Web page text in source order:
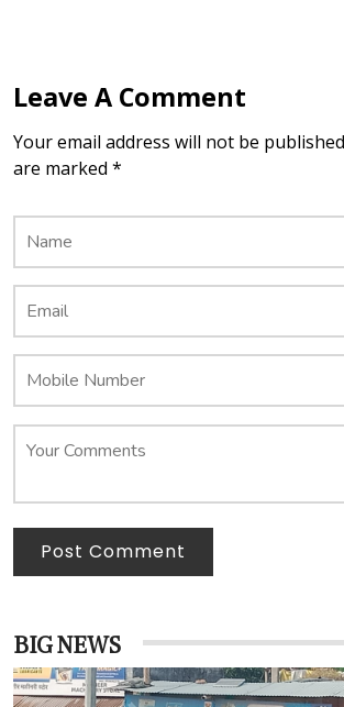
Leave A Comment
Your email address will not be
are marked *
Post Comment
BIG NEWS